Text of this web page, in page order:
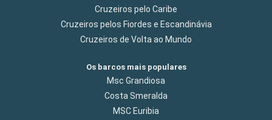
Cruzeiros pelo Caribe
Cruzeiros pelos Fiordes e Escandinávia
Cruzeiros de Volta ao Mundo
Os barcos mais populares
Msc Grandiosa
Costa Smeralda
MSC Euribia